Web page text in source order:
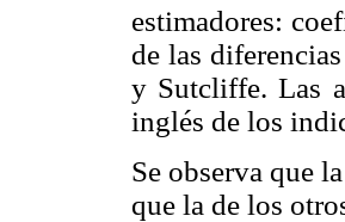
estimadores:
de las
y Sutcliffe. Las
inglés de los
Se observa que
que la de los